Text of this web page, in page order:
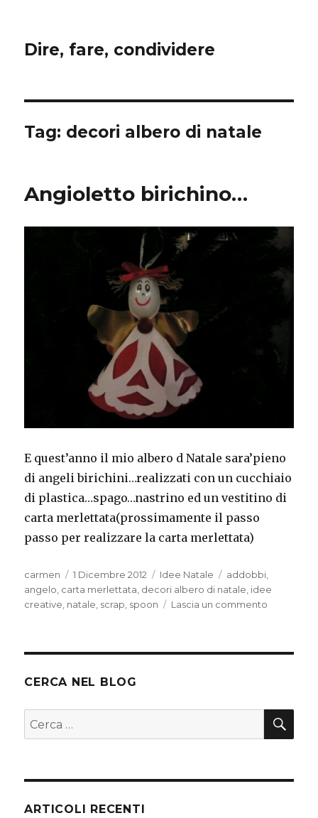
Dire, fare, condividere
Tag: decori albero di natale
Angioletto birichino…
E quest’anno il mio albero d Natale sara’pieno
di angeli birichini…realizzati con un cucchiaio
di plastica…spago…nastrino ed un vestitino di
carta merlettata(prossimamente il passo
passo per realizzare la carta merlettata)
Autore
carmen
Pubblicato
il
1 Dicembre 2012 Categorie
Idee Natale Tag
addobbi,
angelo, carta merlettata, decori albero di natale, idee
creative, natale, scrap, spoon Lascia un commento
CERCA NEL BLOG
Cerca:
ARTICOLI RECENTI